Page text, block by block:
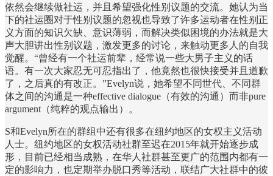
依然会继续做社运，并且希望强化性别议题的交流。她认为当
下的社运圈对于性别议题的忽视也导致了许多运动者在性别正
义方面的知识欠缺、意识薄弱，而解决类似困境的办法就是大
声大胆讲出性别议题，激发更多的讨论，来触动更多人的自我
觉醒。“曾经有一个社运前辈，经常说一些大男子主义的话
语。有一次大家忍无可忍指出了，他竟然也很快接受并且道歉
了，之后真的有改正。”Evelyn说，她希望不同世代、不同群
体之间的沟通是一种effective dialogue（有效的沟通）而非pure
argument（纯粹的观点输出）。
S和Evelyn所在的群组中还有很多在纽约地区的女权主义活动
人士。纽约地区的女权活动社群至迟在2015年就开始逐步成
形，目前已经相当成熟，在华人社群甚至更广的范围内都有一
定的影响力，也定期举办脱口秀等活动，联结广大社群中的彼